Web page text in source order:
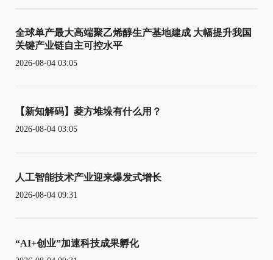
全球单产最大高端聚乙烯醇生产基地建成 大幅提升我国
关键产业链自主可控水平
2026-08-04 03:05
【新知解码】菱方堆垛有什么用？
2026-08-04 03:05
人工智能技术产业迎来爆发式增长
2026-08-04 09:31
“AI+创业”加速科技成果孵化